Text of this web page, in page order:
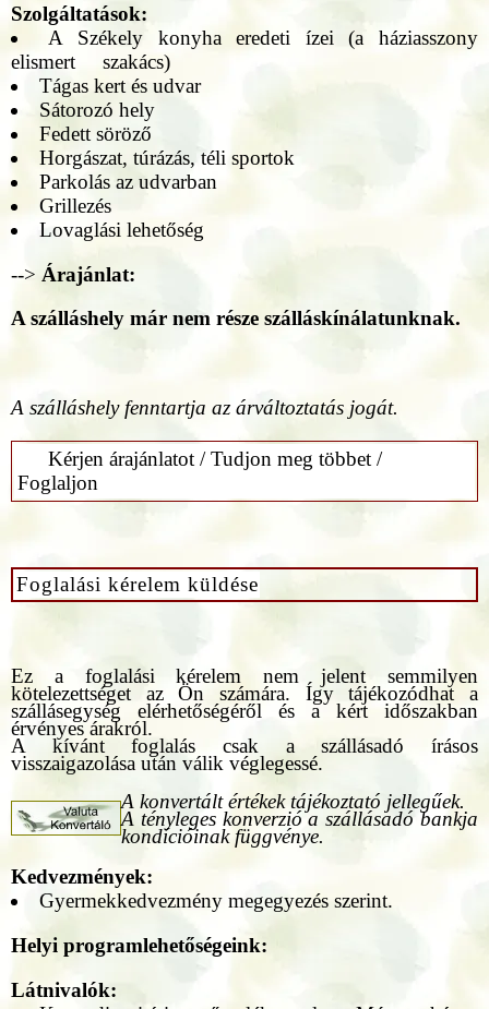
Szolgáltatások:
A Székely konyha eredeti ízei (a háziasszony
elismert szakács)
Tágas kert és udvar
Sátorozó hely
Fedett söröző
Horgászat, túrázás, téli sportok
Parkolás az udvarban
Grillezés
Lovaglási lehetőség
--> Árajánlat:
A szálláshely már nem része szálláskínálatunknak.
A szálláshely fenntartja az árváltoztatás jogát.
Kérjen árajánlatot / Tudjon meg többet /
Foglaljon
Foglalási kérelem küldése
Ez a foglalási kérelem nem jelent semmilyen
kötelezettséget az Ön számára. Így tájékozódhat a
szállásegység elérhetőségéről és a kért időszakban
érvényes árakról.
A kívánt foglalás csak a szállásadó írásos
visszaigazolása után válik véglegessé.
A konvertált értékek tájékoztató jellegűek.
A tényleges konverzió a szállásadó bankja
kondícióinak függvénye.
Kedvezmények:
Gyermekkedvezmény megegyezés szerint.
Helyi programlehetőségeink:
Látnivalók: